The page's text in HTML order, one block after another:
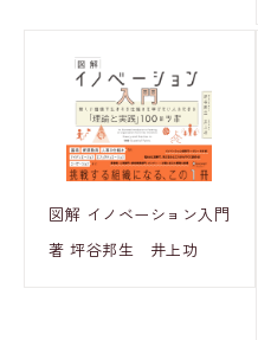
図解 イノベーション入門
著 坪谷邦生 井上功